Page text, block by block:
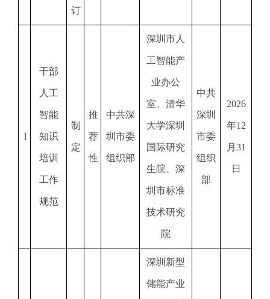
订
1
干部
人工
智能
知识
培训
工作
规范
制
定
推
荐
性
中共深
圳市委
组织部
深圳市人
工智能产
业办公
室、清华
大学深圳
国际研究
生院、深
圳市标准
技术研究
院
中共
深圳
市委
组织
部
2026
年12
月31
日
深圳新型
储能产业